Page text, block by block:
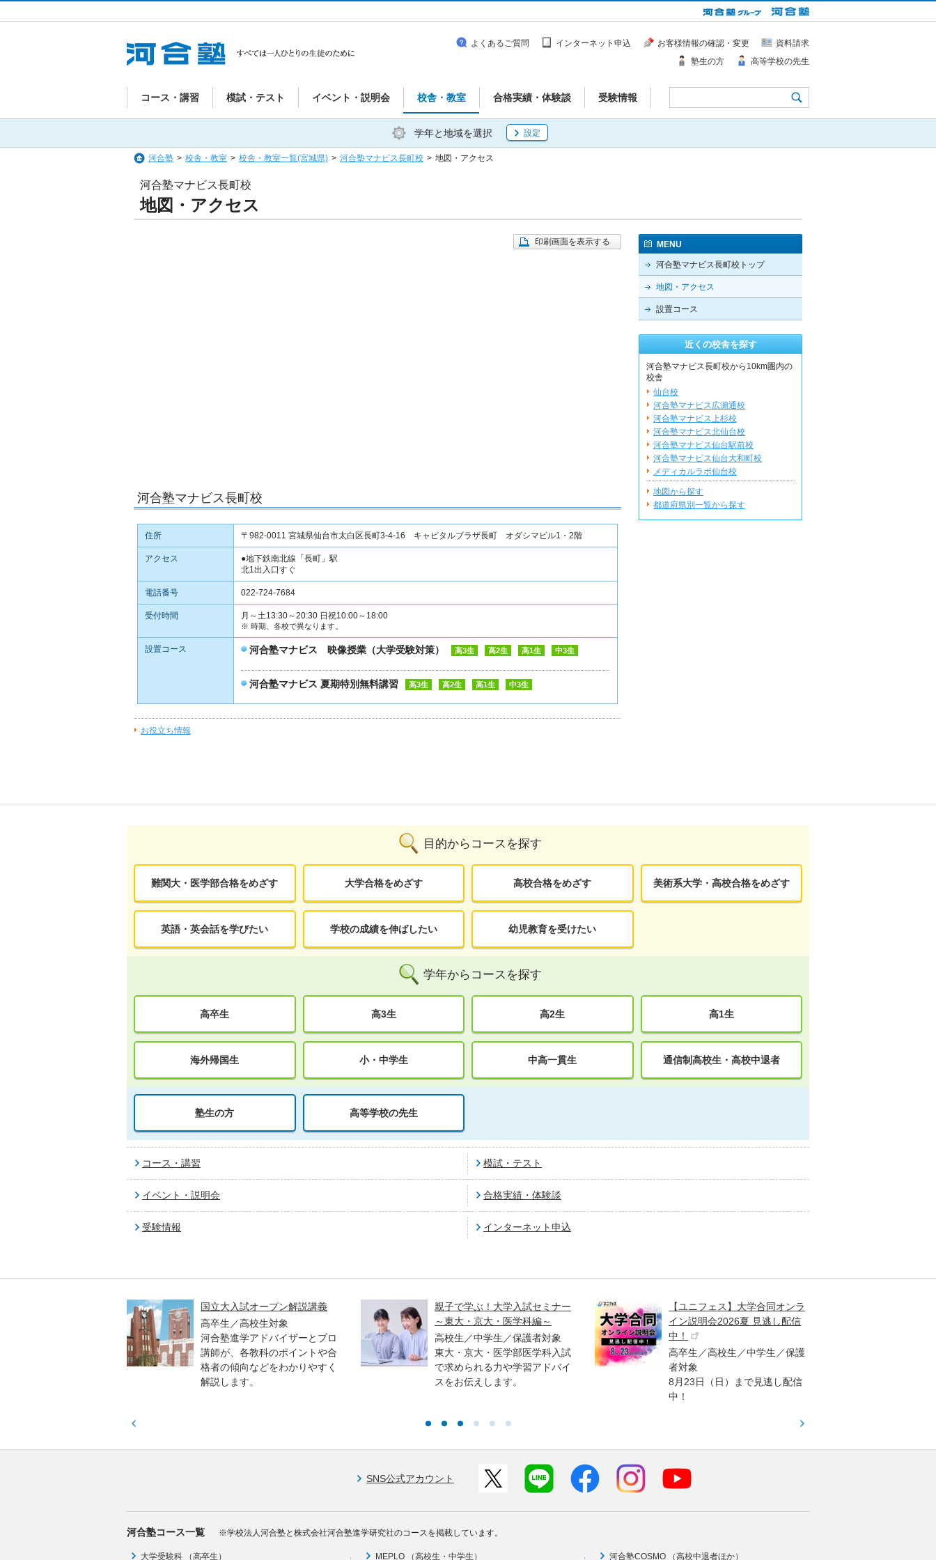
コース・講習 模試・テスト イベント・説明会 校舎・教室 合格実績・体験談 受験情報
よくあるご質問 インターネット申込 お客様情報の確認・変更
資料請求
塾生の方
高等学校の先生
学年と地域を選択 設定
河合塾 > 校舎・教室 > 校舎・教室一覧(宮城県) > 河合塾マナビス長町校 > 地図・アクセス
地図・アクセス
河合塾マナビス長町校
印刷画面を表示する
河合塾マナビス長町校
住所 〒982-0011 宮城県仙台市太白区長町3-4-16 キャピタルブラザ長町 オダシマビル1・2階
アクセス
●地下鉄南北線「長町」駅
北1出入口すぐ
電話番号 022-724-7684
受付時間 月～土13:30～20:30 日祝10:00～18:00
※ 時期、各校で異なります。
設置コース 河合塾マナビス 映像授業（大学受験対策） 高3生 高2生 高1生 中3生
河合塾マナビス 夏期特別無料講習 高3生 高2生 高1生 中3生
お役立ち情報
MENU
河合塾マナビス長町校トップ
地図・アクセス
設置コース
近くの校舎を探す
河合塾マナビス長町校から10km圏内の
校舎
仙台校
河合塾マナビス広瀬通校
河合塾マナビス上杉校
河合塾マナビス北仙台校
河合塾マナビス仙台駅前校
河合塾マナビス仙台大和町校
メディカルラボ仙台校
地図から探す
都道府県別一覧から探す
目的からコースを探す
難関大・医学部合格をめざす 大学合格をめざす 高校合格をめざす 美術系大学・高校合格をめざす
英語・英会話を学びたい 学校の成績を伸ばしたい 幼児教育を受けたい
学年からコースを探す
高卒生 高3生 高2生 高1生
海外帰国生 小・中学生 中高一貫生 通信制高校生・高校中退者
塾生の方 高等学校の先生
コース・講習 模試・テスト
イベント・説明会 合格実績・体験談
受験情報 インターネット申込
国立大入試オープン解説講義
高卒生／高校生対象
河合塾進学アドバイザーとプロ
講師が、各教科のポイントや合
格者の傾向などをわかりやすく
解説します。
親子で学ぶ！大学入試セミナー
～東大・京大・医学科編～
高校生／中学生／保護者対象
東大・京大・医学部医学科入試
で求められる力や学習アドバイ
スをお伝えします。
【ユニフェス】大学合同オンラ
イン説明会2026夏 見逃し配信
中！
高卒生／高校生／中学生／保護
者対象
8月23日（日）まで見逃し配信
中！
SNS公式アカウント
河合塾コース一覧 ※学校法人河合塾と株式会社河合塾進学研究社のコースを掲載しています。
大学受験科 （高卒生） MEPLO （高校生・中学生） 河合塾COSMO （高校中退者ほか）